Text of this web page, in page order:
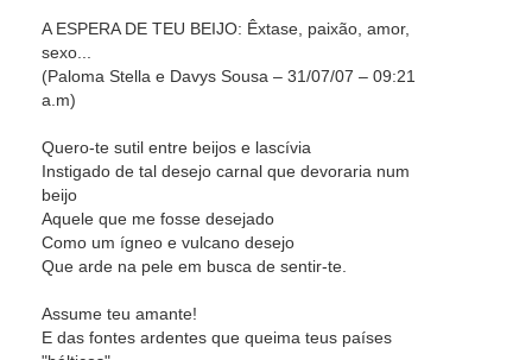
A ESPERA DE TEU BEIJO: Êxtase, paixão, amor,
sexo...
(Paloma Stella e Davys Sousa – 31/07/07 – 09:21
a.m)
Quero-te sutil entre beijos e lascívia
Instigado de tal desejo carnal que devoraria num
beijo
Aquele que me fosse desejado
Como um ígneo e vulcano desejo
Que arde na pele em busca de sentir-te.
Assume teu amante!
E das fontes ardentes que queima teus países